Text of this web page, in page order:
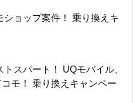
ショップ案件！ 乗り換えキ
トスパート！ UQモバイル、
モ！ 乗り換えキャンペー